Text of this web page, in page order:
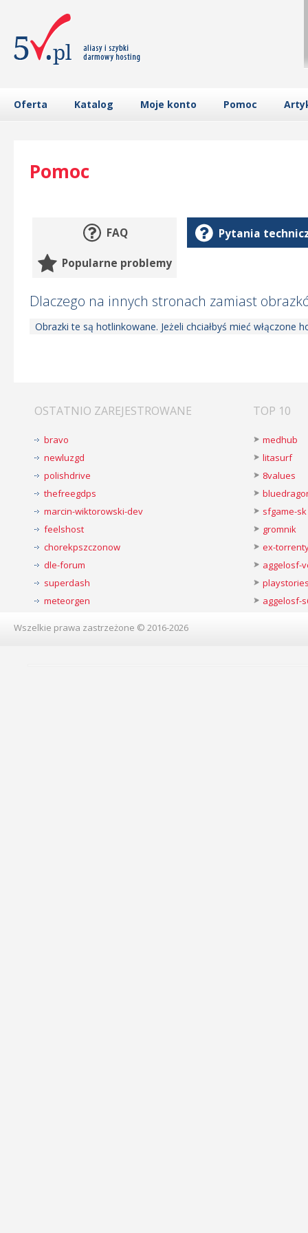
Oferta Katalog Moje konto Pomoc
Pomoc
FAQ Pytania
Popularne problemy
Dlaczego na innych stronach zamiast
Obrazki te są hotlinkowane. Jeżeli chciałbyś mieć
OSTATNIO ZAREJESTROWANE
bravo
newluzgd
polishdrive
thefreegdps
marcin-wiktorowski-dev
feelshost
chorekpszczonow
dle-forum
superdash
meteorgen
TOP 10
medhub
litasurf
8values
sfgame-sk
gromnik
ex-
aggelosf-
aggelosf-
Wszelkie prawa zastrzeżone © 2016-2026